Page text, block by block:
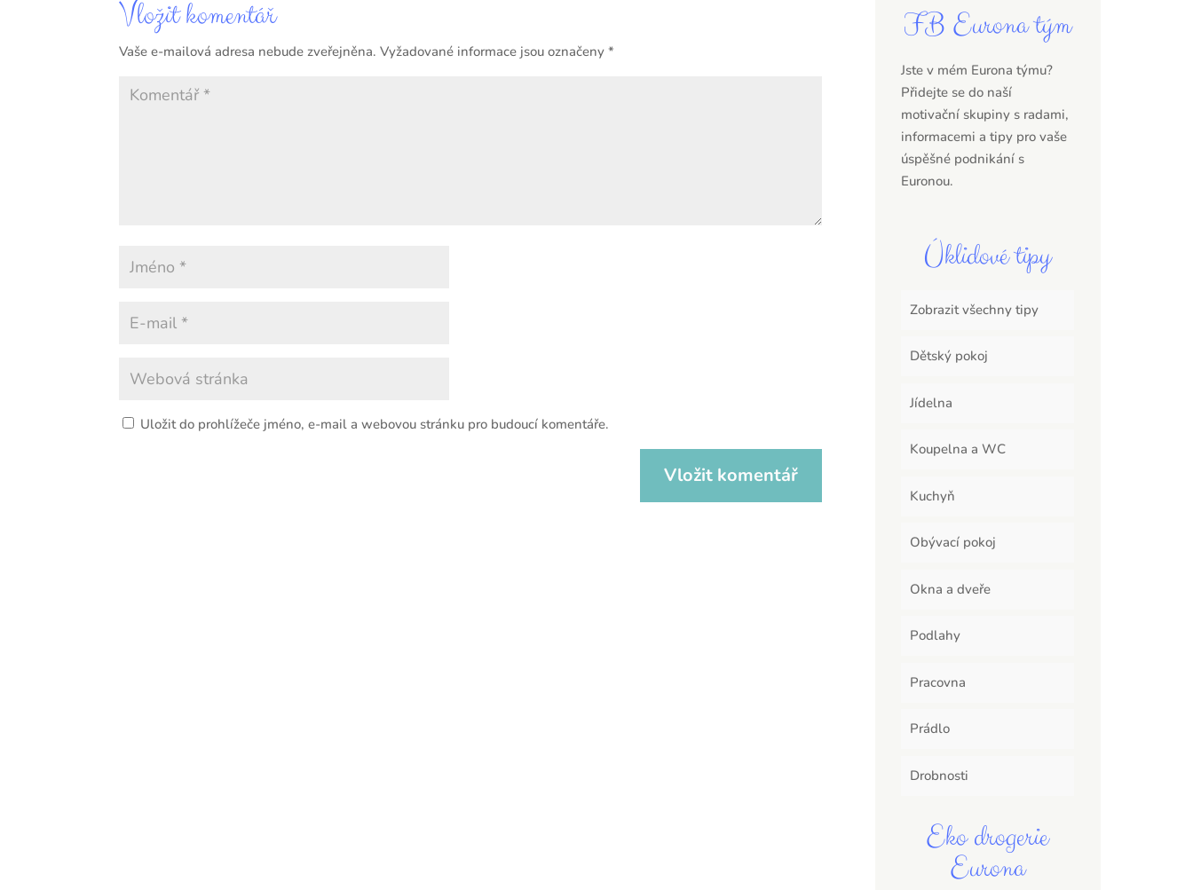
Vložit komentář
Vaše e-mailová adresa nebude zveřejněna. Vyžadované informace jsou označeny*
Uložit do prohlížeče jméno, e-mail a webovou stránku pro budoucí komentáře.
FB Eurona tým
Jste v mém Eurona týmu?
Přidejte se do naší
motivační skupiny s radami,
informacemi a tipy pro vaše
úspěšné podnikání s
Euronou.
Úklidové tipy
Zobrazit všechny tipy
Dětský pokoj
Jídelna
Koupelna a WC
Kuchyň
Obývací pokoj
Okna a dveře
Podlahy
Pracovna
Prádlo
Drobnosti
Eko drogerie
Eurona